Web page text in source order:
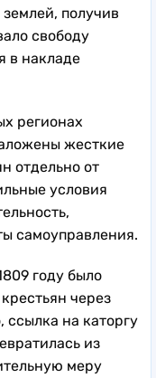
землей, получив
свободу
в накладе
регионах
жесткие
отдельно от
условия
самоуправления.
году было
через
ссылка на каторгу
из
меру